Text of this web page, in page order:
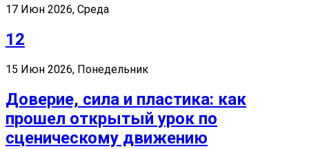
17 Июн 2026, Среда
12
15 Июн 2026, Понедельник
Доверие, сила и пластика: как
прошел открытый урок по
сценическому движению